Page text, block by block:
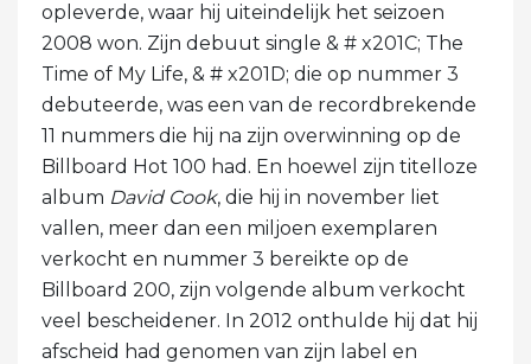
opleverde, waar hij uiteindelijk het seizoen
2008 won. Zijn debuut single & # x201C; The
Time of My Life, & # x201D; die op nummer 3
debuteerde, was een van de recordbrekende
11 nummers die hij na zijn overwinning op de
Billboard Hot 100 had. En hoewel zijn titelloze
album David Cook, die hij in november liet
vallen, meer dan een miljoen exemplaren
verkocht en nummer 3 bereikte op de
Billboard 200, zijn volgende album verkocht
veel bescheidener. In 2012 onthulde hij dat hij
afscheid had genomen van zijn label en